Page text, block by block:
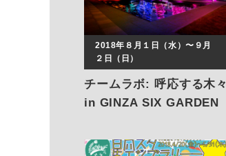
2018年８月１日（水）〜９月
２日（日）
チームラボ: 呼応する木々
in GINZA SIX GARDEN